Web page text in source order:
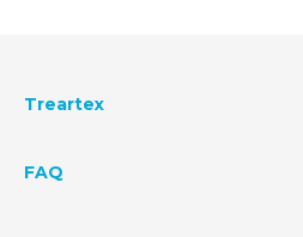
Treartex
FAQ